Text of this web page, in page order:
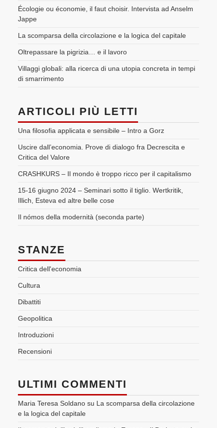
Écologie ou économie, il faut choisir. Intervista ad Anselm
Jappe
La scomparsa della circolazione e la logica del capitale
Oltrepassare la pigrizia… e il lavoro
Villaggi globali: alla ricerca di una utopia concreta in tempi
di smarrimento
ARTICOLI PIÙ LETTI
Una filosofia applicata e sensibile – Intro a Gorz
Uscire dall’economia. Prove di dialogo fra Decrescita e
Critica del Valore
CRASHKURS – Il mondo è troppo ricco per il capitalismo
15-16 giugno 2024 – Seminari sotto il tiglio. Wertkritik,
Illich, Esteva ed altre belle cose
Il nómos della modernità (seconda parte)
STANZE
Critica dell'economia
Cultura
Dibattiti
Geopolitica
Introduzioni
Recensioni
ULTIMI COMMENTI
Maria Teresa Soldano su La scomparsa della circolazione
e la logica del capitale